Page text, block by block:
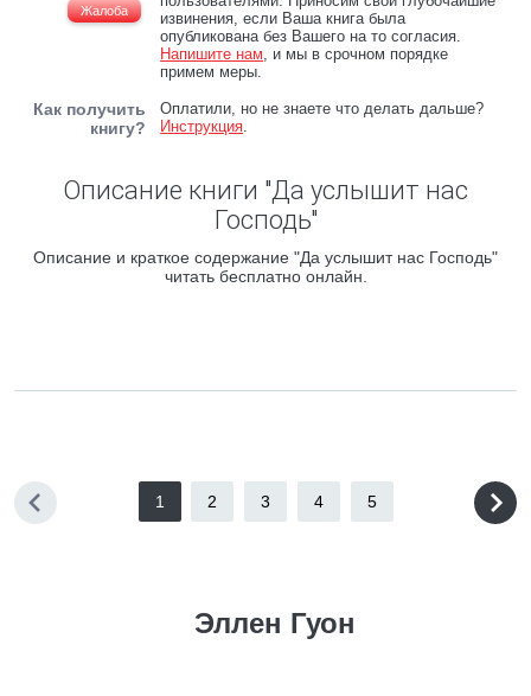
Жалоба
извинения, если Ваша книга была
опубликована без Вашего на то согласия.
Напишите нам, и мы в срочном порядке
примем меры.
Как получить
книгу?
Оплатили, но не знаете что делать дальше?
Инструкция.
Описание книги "Да услышит нас
Господь"
Описание и краткое содержание "Да услышит нас Господь"
читать бесплатно онлайн.
1 2 3 4 5
Эллен Гуон